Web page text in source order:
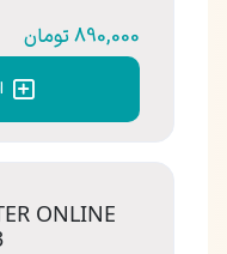
890,000 تومان
ONLINE